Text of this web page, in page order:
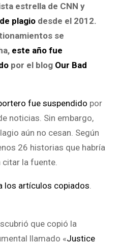
estrella de CNN y
plagio desde el 2012.
se
este año fue
por el blog Our Bad
fue suspendido por
noticias. Sin embargo,
aún no cesan. Según
26 historias que habría
la fuente.
los artículos copiados
que copió la
llamado «Justice